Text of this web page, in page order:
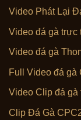
Video Phát Lại
Video đá gà trực
Video đá gà
Full Video đá gà
Video Clip đá gà
Clip Đá Gà